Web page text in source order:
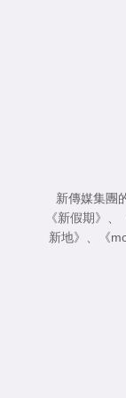
新傳媒集團
《新假期》 、
新地》 、 《